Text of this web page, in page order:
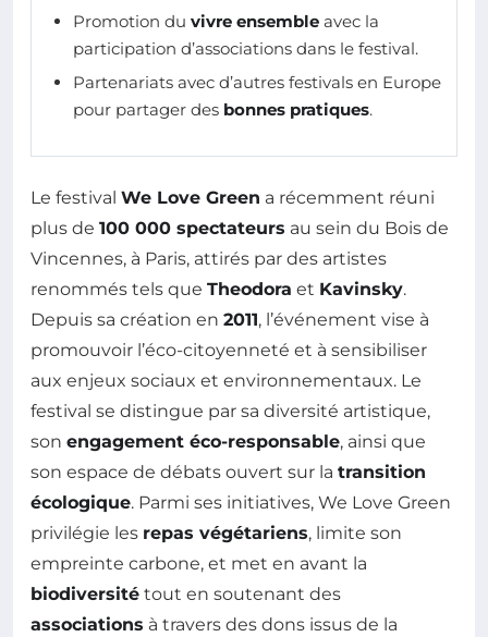
Promotion du vivre ensemble avec la
participation d’associations dans le festival.
Partenariats avec d’autres festivals en Europe
pour partager des bonnes pratiques.
Le festival We Love Green a récemment réuni
plus de 100 000 spectateurs au sein du Bois de
Vincennes, à Paris, attirés par des artistes
renommés tels que Theodora et Kavinsky.
Depuis sa création en 2011, l’événement vise à
promouvoir l’éco-citoyenneté et à sensibiliser
aux enjeux sociaux et environnementaux. Le
festival se distingue par sa diversité artistique,
son engagement éco-responsable, ainsi que
son espace de débats ouvert sur la transition
écologique. Parmi ses initiatives, We Love Green
privilégie les repas végétariens, limite son
empreinte carbone, et met en avant la
biodiversité tout en soutenant des
associations à travers des dons issus de la